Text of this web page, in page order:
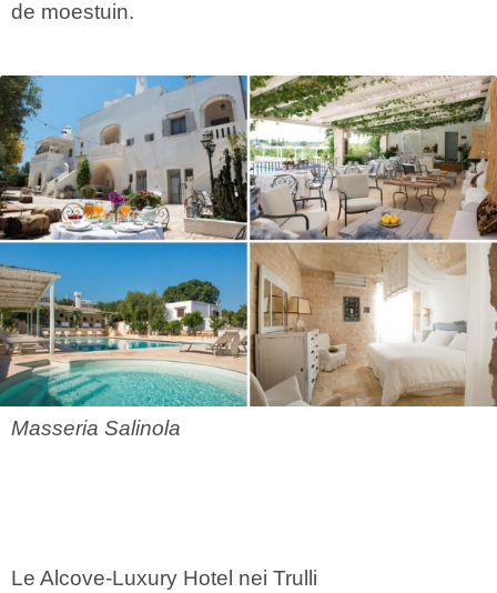
de moestuin.
Masseria Salinola
Le Alcove-Luxury Hotel nei Trulli